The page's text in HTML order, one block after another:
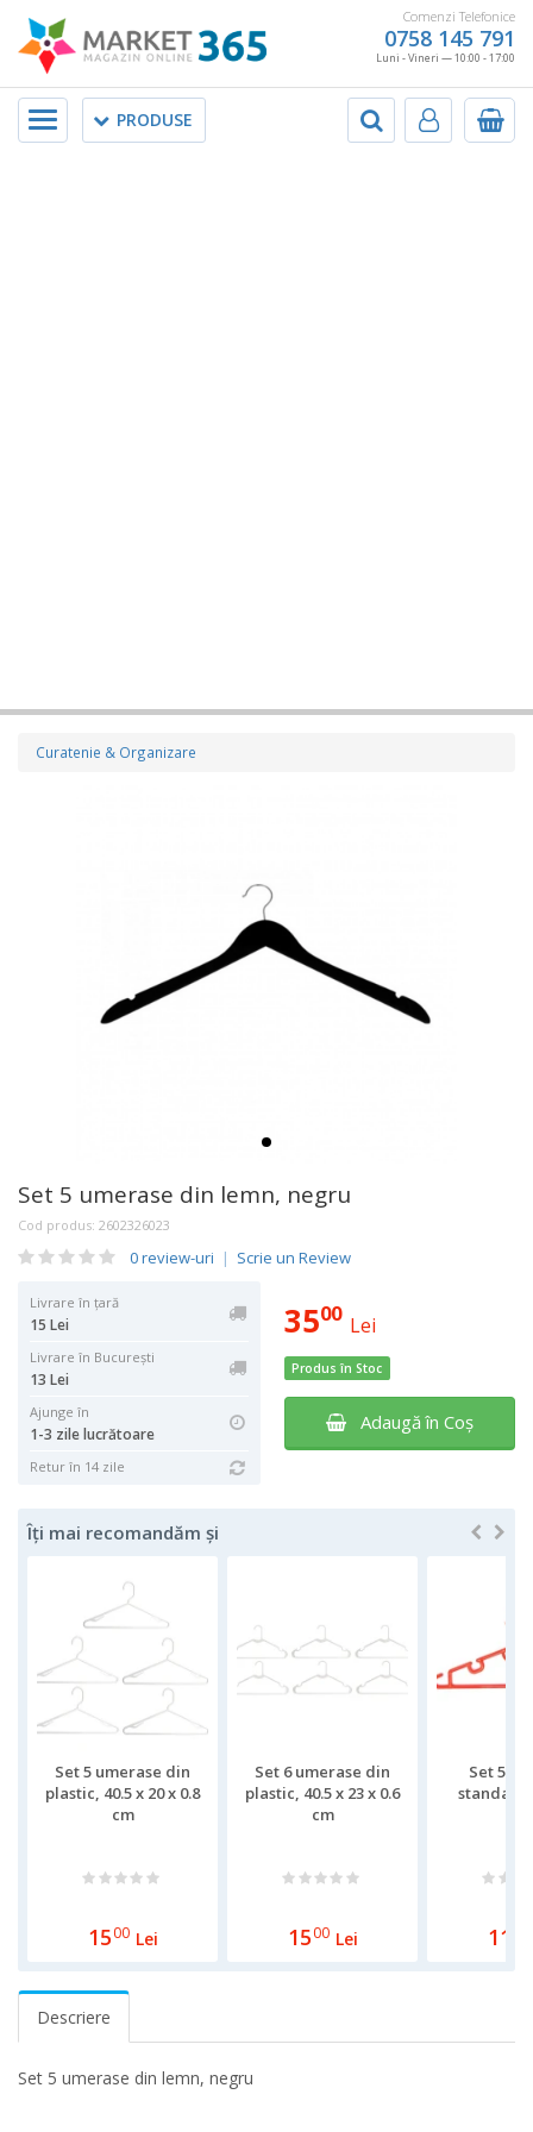
Comenzi Telefonice
0758 145 791
Luni - Vineri — 10:00 - 17:00
PRODUSE
Meniu
Curatenie & Organizare
Set 5 umerase din lemn, negru
Cod produs: 2602326023
0 review-uri | Scrie un Review
Livrare în țară
15 Lei
Livrare în București
13 Lei
Ajunge în
1-3 zile lucrătoare
Retur în 14 zile
3500 Lei
Produs în Stoc
Adaugă în Coş
Îți mai recomandăm și
Set 5 umerase din
plastic, 40.5 x 20 x 0.8
cm
1500 Lei
Set 6 umerase din
plastic, 40.5 x 23 x 0.6
cm
1500 Lei
Set 5
11
Descriere
Set 5 umerase din lemn, negru